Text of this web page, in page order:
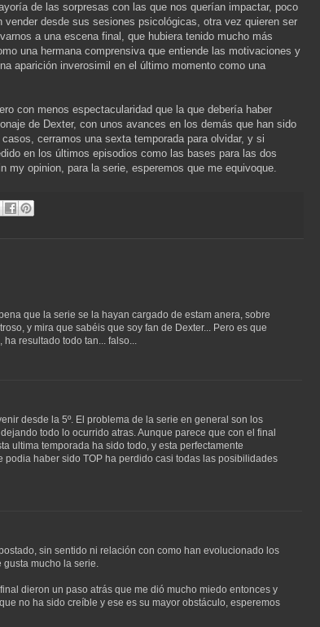
de las sorpresas con las que nos querían impactar, poco
desde sus sesiones psicológicas, otra vez quieren ser
a una escena final, que hubiera tenido mucho más
una hermana comprensiva que entiende las motivaciones y
aparición inverosimil en el último momento como una
con menos espectacularidad que la que debería haber
de Dexter, con unos avances en los demás que han sido
cerramos una sexta temporada para olvidar, y si
en los últimos episodios como las bases para las dos
my opinion, para la serie, esperemos que me equivoque.
que la serie se la hayan cargado de estam anera, sobre
y mira que sabéis que soy fan de Dexter... Pero es que
resultado todo tan... falso...
desde la 5º. El problema de la serie en general son los
todo lo ocurrido atras. Aunque parece que con el final
ultima temporada ha sido todo, y esta perfectamente
haber sido TOP ha perdido casi todas las posibilidades
sin sentido ni relación con como han evolucionado los
mucho la serie.
dieron un paso atrás que me dió mucho miedo entonces y
no ha sido creíble y ese es su mayor obstáculo, esperemos